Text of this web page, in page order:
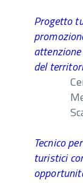
Progetto
del
Tecnico
turistici